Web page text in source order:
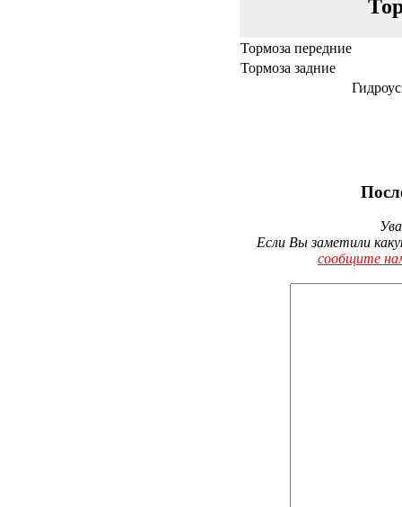
Тормоза передние
Тормоза задние
Если Вы заметили
сообщите